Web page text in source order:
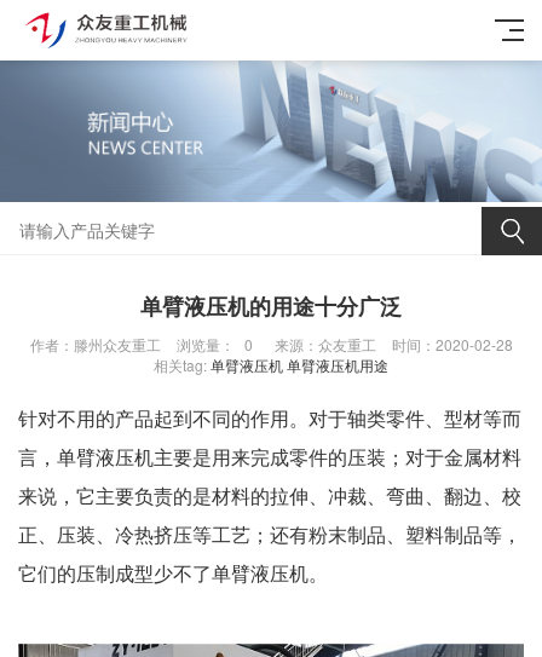
单臂液压机的用途十分广泛
作者：滕州众友重工 浏览量： 0 来源：众友重工
时间：2020-02-28
相关tag:单臂液压机单臂液压机用途
针对不用的产品起到不同的作用。对于轴类零件、型材等而
言， 单臂液压机主要是用来完成零件的压装；对于金属材料
来说，它主要负责的是材料的拉伸、冲裁、弯曲、翻边、校
正、压装、冷热挤压等工艺；还有粉末制品、塑料制品等，
它们的压制成型少不了单臂液压机。